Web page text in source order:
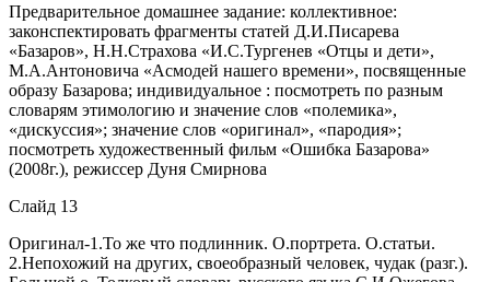
Предварительное домашнее задание: коллективное:
законспектировать фрагменты статей Д.И.Писарева
«Базаров», Н.Н.Страхова «И.С.Тургенев «Отцы и дети»,
М.А.Антоновича «Асмодей нашего времени», посвященные
образу Базарова; индивидуальное : посмотреть по разным
словарям этимологию и значение слов «полемика»,
«дискуссия»; значение слов «оригинал», «пародия»;
посмотреть художественный фильм «Ошибка Базарова»
(2008г.), режиссер Дуня Смирнова
Слайд 13
Оригинал-1.То же что подлинник. О.портрета. О.статьи.
2.Непохожий на других, своеобразный человек, чудак (разг.).